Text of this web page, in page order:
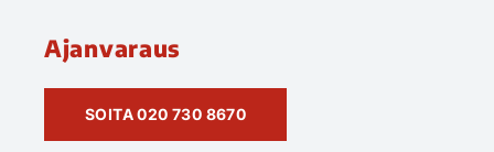
Ajanvaraus
SOITA 020 730 8670